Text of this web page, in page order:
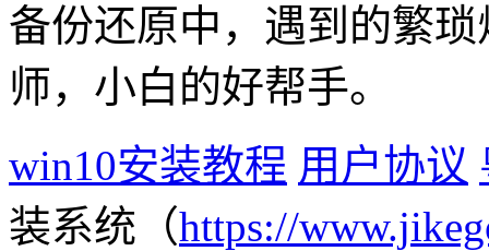
备份还原中，遇到的繁
师，小白的好帮手。
win10安装教程 用户协议
装系统（https://